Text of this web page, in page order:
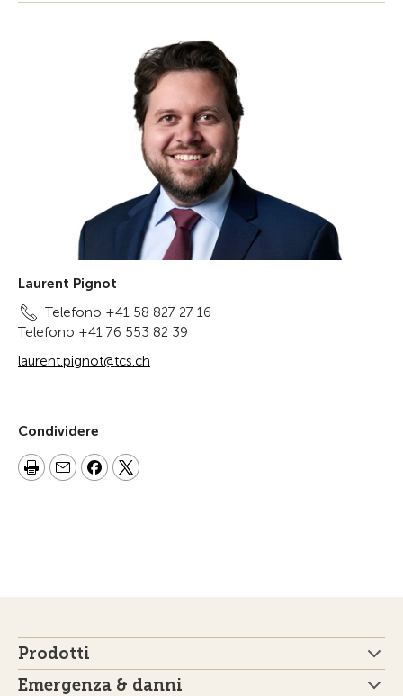
Laurent Pignot
Telefono +41 58 827 27 16
Telefono +41 76 553 82 39
laurent.pignot@tcs.ch
Condividere
Prodotti
Emergenza & danni